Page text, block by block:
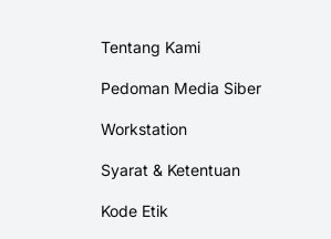
Tentang Kami
Pedoman Media Siber
Workstation
Syarat & Ketentuan
Kode Etik